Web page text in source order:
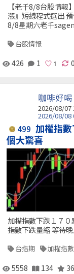
【老千8/8台股情
漲』短線程式選出
8/8星期六老千
台股情報
426 1 0
咖啡好喝
2026/08/07
2026/08/08
499 加權指
個大驚喜
加權指數下跌１７
指數下跌量縮 等待
台指期 加權指數
5558 134